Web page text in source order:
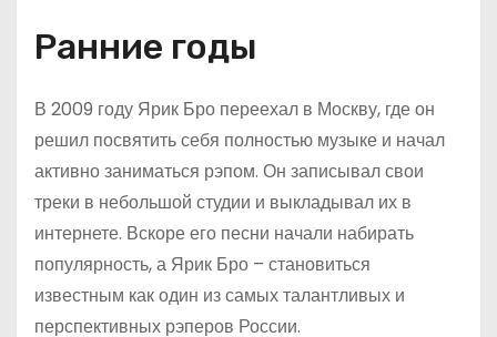
Ранние годы
В 2009 году Ярик Бро переехал в Москву, где он
решил посвятить себя полностью музыке и начал
активно заниматься рэпом. Он записывал свои
треки в небольшой студии и выкладывал их в
интернете. Вскоре его песни начали набирать
популярность, а Ярик Бро – становиться
известным как один из самых талантливых и
перспективных рэперов России.